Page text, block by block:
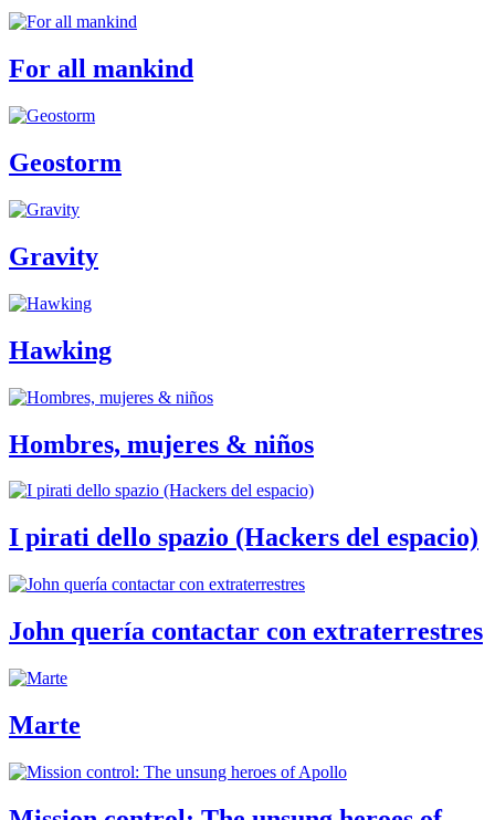
For all mankind
Geostorm
Gravity
Hawking
Hombres, mujeres & niños
I pirati dello spazio (Hackers del espacio)
John quería contactar con extraterrestres
Marte